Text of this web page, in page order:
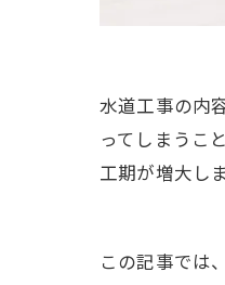
水道工事の内
ってしまうこ
工期が増大し
この記事では